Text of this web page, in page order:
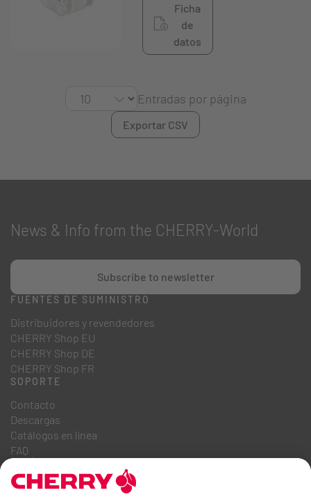
Ficha
de
datos
Entradas por página
Exportar CSV
News & Info from the CHERRY-World
Subscribe to newsletter
FUENTES DE SUMINISTRO
Distribuidores y revendedores
CHERRY Shop EU
CHERRY Shop DE
CHERRY Shop FR
SOPORTE
Contacto
Descargas
Catálogos en línea
FAQ
Carrera